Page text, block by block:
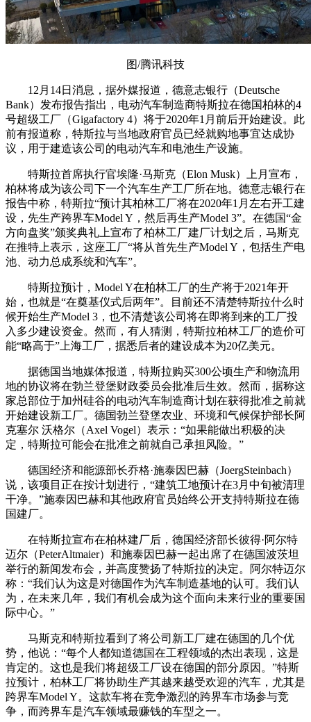
图/腾讯科技
12月14日消息，据外媒报道，德意志银行（Deutsche
Bank）发布报告指出，电动汽车制造商特斯拉在德国柏林的4
号超级工厂（Gigafactory 4）将于2020年1月前后开始建设。此
前有报道称，特斯拉与当地政府官员已经就购地事宜达成协
议，用于建造该公司的电动汽车和电池生产设施。
特斯拉首席执行官埃隆·马斯克（Elon Musk）上月宣布，
柏林将成为该公司下一个汽车生产工厂所在地。德意志银行在
报告中称，特斯拉“预计其柏林工厂将在2020年1月左右开工建
设，先生产跨界车Model Y，然后再生产Model 3”。在德国“金
方向盘奖”颁奖典礼上宣布了柏林工厂建厂计划之后，马斯克
在推特上表示，这座工厂“将从首先生产Model Y，包括生产电
池、动力总成系统和汽车”。
特斯拉预计，Model Y在柏林工厂的生产将于2021年开
始，也就是“在奠基仪式后两年”。目前还不清楚特斯拉什么时
候开始生产Model 3，也不清楚该公司将在即将到来的工厂投
入多少建设资金。然而，有人猜测，特斯拉柏林工厂的造价可
能“略高于”上海工厂，据悉后者的建设成本为20亿美元。
据德国当地媒体报道，特斯拉购买300公顷生产和物流用
地的协议将在勃兰登堡财政委员会批准后生效。然而，据称这
家总部位于加州硅谷的电动汽车制造商计划在获得批准之前就
开始建设新工厂。德国勃兰登堡农业、环境和气候保护部长阿
克塞尔 沃格尔（Axel Vogel）表示：“如果能做出积极的决
定，特斯拉可能会在批准之前就自己承担风险。”
德国经济和能源部长乔格·施泰因巴赫（JoergSteinbach）
说，该项目正在按计划进行，“建筑工地预计在3月中旬被清理
干净。”施泰因巴赫和其他政府官员始终公开支持特斯拉在德
国建厂。
在特斯拉宣布在柏林建厂后，德国经济部长彼得·阿尔特
迈尔（PeterAltmaier）和施泰因巴赫一起出席了在德国波茨坦
举行的新闻发布会，并高度赞扬了特斯拉的决定。阿尔特迈尔
称：“我们认为这是对德国作为汽车制造基地的认可。我们认
为，在未来几年，我们有机会成为这个面向未来行业的重要国
际中心。”
马斯克和特斯拉看到了将公司新工厂建在德国的几个优
势，他说：“每个人都知道德国在工程领域的杰出表现，这是
肯定的。这也是我们将超级工厂设在德国的部分原因。”特斯
拉预计，柏林工厂将协助生产其越来越受欢迎的汽车，尤其是
跨界车Model Y。这款车将在竞争激烈的跨界车市场参与竞
争，而跨界车是汽车领域最赚钱的车型之一。